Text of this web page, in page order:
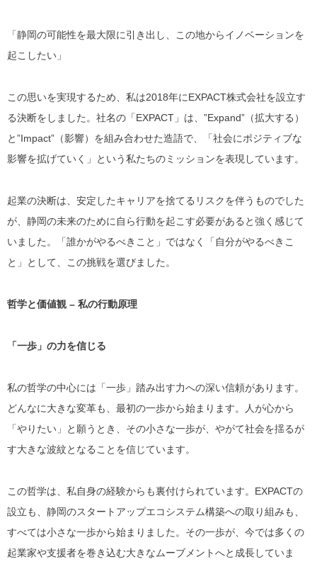
「静岡の可能性を最大限に引き出し、この地からイノベーションを
起こしたい」
この思いを実現するため、私は2018年にEXPACT株式会社を設立す
る決断をしました。社名の「EXPACT」は、”Expand”（拡大する）
と”Impact”（影響）を組み合わせた造語で、「社会にポジティブな
影響を拡げていく」という私たちのミッションを表現しています。
起業の決断は、安定したキャリアを捨てるリスクを伴うものでした
が、静岡の未来のために自ら行動を起こす必要があると強く感じて
いました。「誰かがやるべきこと」ではなく「自分がやるべきこ
と」として、この挑戦を選びました。
哲学と価値観 – 私の行動原理
「一歩」の力を信じる
私の哲学の中心には「一歩」踏み出す力への深い信頼があります。
どんなに大きな変革も、最初の一歩から始まります。人が心から
「やりたい」と願うとき、その小さな一歩が、やがて社会を揺るが
す大きな波紋となることを信じています。
この哲学は、私自身の経験からも裏付けられています。EXPACTの
設立も、静岡のスタートアップエコシステム構築への取り組みも、
すべては小さな一歩から始まりました。その一歩が、今では多くの
起業家や支援者を巻き込む大きなムーブメントへと成長していま